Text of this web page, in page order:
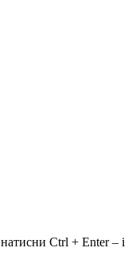
Ctrl + Enter – і